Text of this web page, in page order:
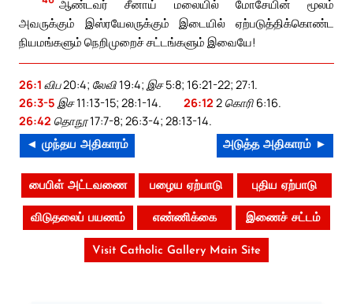
ஆண்டவர் சீனாய் மலையில் மோசேயின் மூலம்
அவருக்கும் இஸ்ரயேலருக்கும் இடையில் ஏற்படுத்திக்கொண்ட
நியமங்களும் நெறிமுறைச் சட்டங்களும் இவையே!
26:1 விப 20:4; லேவி 19:4; இச 5:8; 16:21-22; 27:1.
26:3-5 இச 11:13-15; 28:1-14. 26:12 2 கொரி 6:16.
26:42 தொநூ 17:7-8; 26:3-4; 28:13-14.
◄ முந்தய அதிகாரம் அடுத்த அதிகாரம் ►
பைபிள் அட்டவணை பழைய ஏற்பாடு புதிய ஏற்பாடு
விடுதலைப் பயணம் எண்ணிக்கை இணைச் சட்டம்
Visit Catholic Gallery Main Site